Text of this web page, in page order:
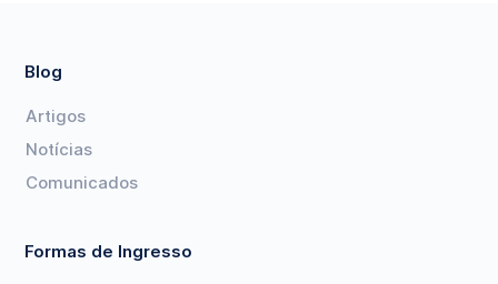
Blog
Artigos
Notícias
Comunicados
Formas de Ingresso